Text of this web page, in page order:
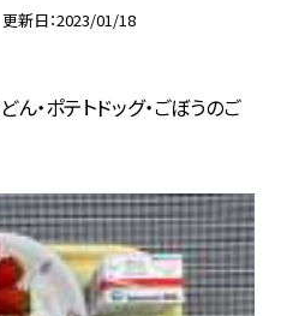
更新日 2023/01/18
・ポテトドッグ・ごぼうのご